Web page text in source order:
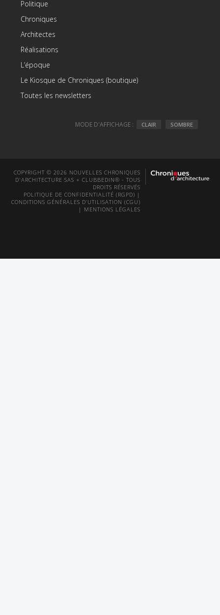
Politique
Chroniques
Architectes
Réalisations
L’époque
Le Kiosque de Chroniques (boutique)
Toutes les newsletters
MODE D'AFFICHAGE : CLAIR SOMBRE
COPYRIGHT © 2026 NOUVELLES CHRONIQUES
D'ARCHITECTURE SAS + CLUBBEDIN® - TOUS
DROITS RÉSERVÉS
POLITIQUE DE CONFIDENTIALITÉ (RGPD) |
CONDITIONS GÉNÉRALES D’UTILISATION (CGU)
| MENTIONS LÉGALES